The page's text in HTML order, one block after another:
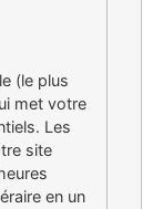
(le plus
met votre
Les
site
en un